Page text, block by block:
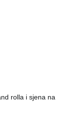
rolla i sjena na